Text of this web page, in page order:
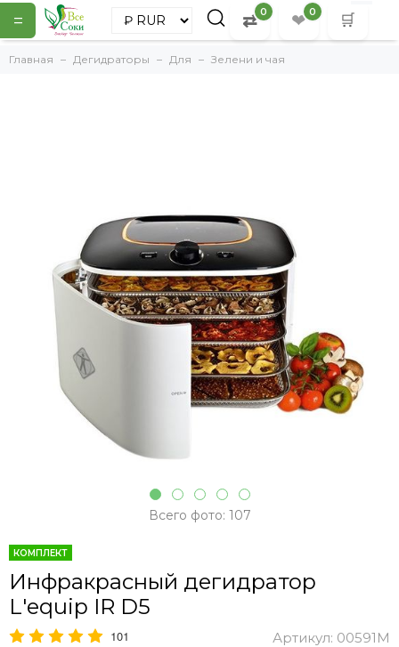
= ⇄ 0 ❤ 0 🛒
Главная Дегидраторы Для Зелени и чая
Всего фото: 107
КОМПЛЕКТ
Инфракрасный дегидратор
L'equip IR D5
101 Артикул: 00591M